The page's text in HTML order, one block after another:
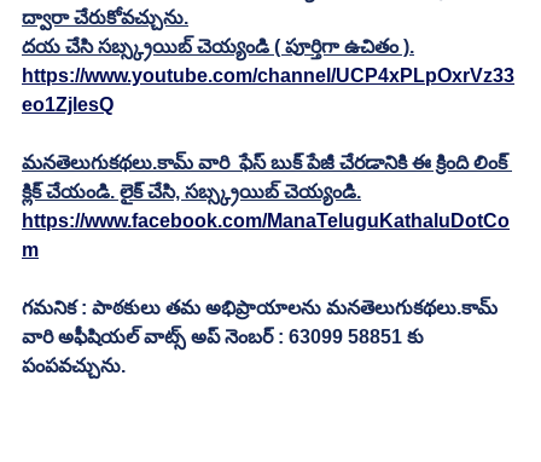
ద్వారా చేరుకోవచ్చును.
దయ చేసి సబ్స్క్రయిబ్ చెయ్యండి ( పూర్తిగా ఉచితం ).
https://www.youtube.com/channel/UCP4xPLpOxrVz33
eo1ZjlesQ
మనతెలుగుకథలు.కామ్ వారి  ఫేస్ బుక్ పేజీ చేరడానికి ఈ క్రింది లింక్
క్లిక్ చేయండి. లైక్ చేసి, సబ్స్క్రయిబ్ చెయ్యండి.
https://www.facebook.com/ManaTeluguKathaluDotCo
m
గమనిక : పాఠకులు తమ అభిప్రాయాలను మనతెలుగుకథలు.కామ్
వారి అఫీషియల్ వాట్స్ అప్ నెంబర్ : 63099 58851 కు
పంపవచ్చును.